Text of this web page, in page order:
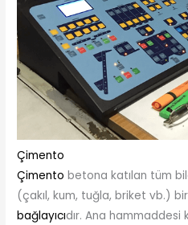
Çimento
Çimento betona katılan tüm
(çakıl, kum, tuğla, briket vb.)
bağlayıcıdır. Ana